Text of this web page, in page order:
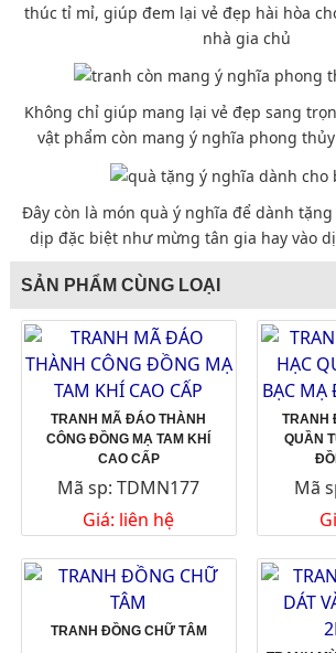
thúc tỉ mỉ, giúp đem lại vẻ đẹp hài hòa
nhà gia chủ
Không chỉ giúp mang lại vẻ đẹp sang
vật phẩm còn mang ý nghĩa phong
Đây còn là món quà ý nghĩa để dành
dịp đặc biệt như mừng tân gia hay vào
SẢN PHẨM CÙNG LOẠI
TRANH MÃ ĐÁO THÀNH
CÔNG ĐỒNG MẠ TAM KHÍ
CAO CẤP
Mã sp: TDMN177
Giá: liên hệ
TRANH
QUẦN
Mã
TRANH ĐỒNG CHỮ TÂM